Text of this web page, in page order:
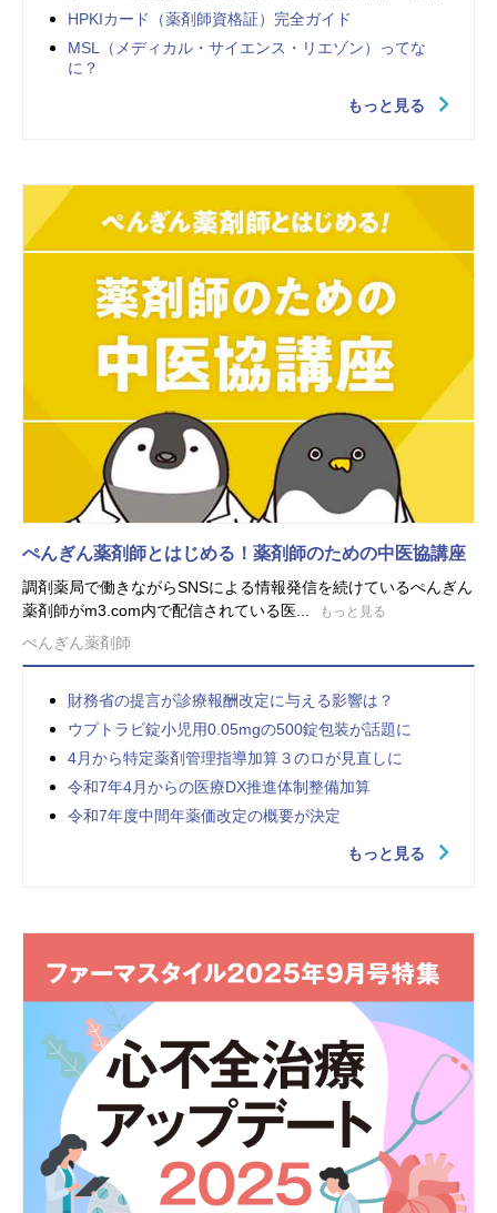
HPKIカード（薬剤師資格証）完全ガイド
MSL（メディカル・サイエンス・リエゾン）ってな
に？
もっと見る
ぺんぎん薬剤師とはじめる！薬剤師のための中医協講座
調剤薬局で働きながらSNSによる情報発信を続けているぺんぎん
薬剤師がm3.com内で配信されている医...
もっと見る
ぺんぎん薬剤師
財務省の提言が診療報酬改定に与える影響は？
ウプトラビ錠小児用0.05mgの500錠包装が話題に
4月から特定薬剤管理指導加算３のロが見直しに
令和7年4月からの医療DX推進体制整備加算
令和7年度中間年薬価改定の概要が決定
もっと見る